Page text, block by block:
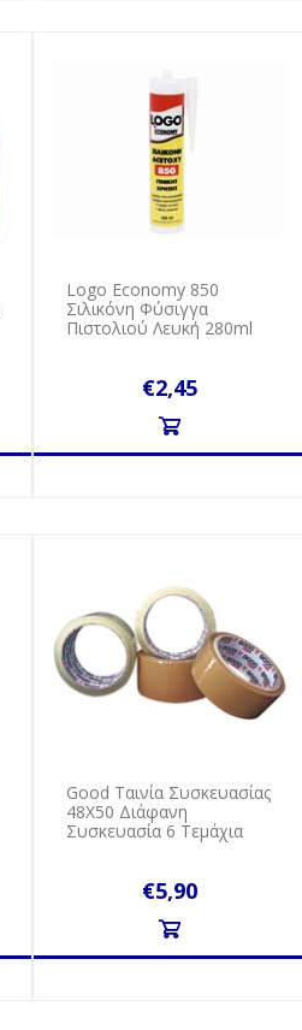
Logo Economy 850
Σιλικόνη Φύσιγγα
Πιστολιού Λευκή 280ml
€2,45
Good Ταινία Συσκευασίας
48Χ50 Διάφανη
Συσκευασία 6 Τεμάχια
€5,90